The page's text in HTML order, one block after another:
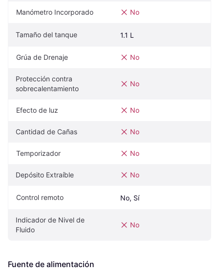
Manómetro Incorporado No
Tamaño del tanque 1.1 L
Grúa de Drenaje No
Protección contra
sobrecalentamiento
No
Efecto de luz No
Cantidad de Cañas No
Temporizador No
Depósito Extraíble No
Control remoto No, Sí
Indicador de Nivel de
Fluido
No
Fuente de alimentación